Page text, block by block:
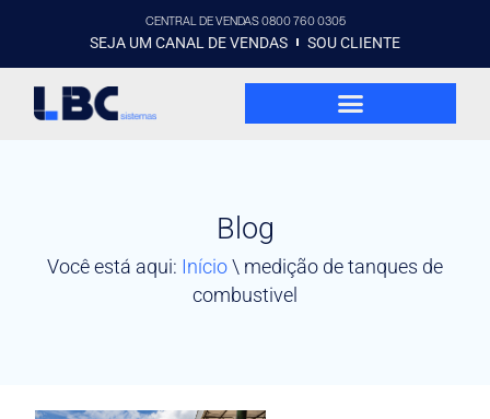
CENTRAL DE VENDAS 0800 760 0305
SEJA UM CANAL DE VENDAS SOU CLIENTE
Blog
Você está aqui: Início\ medição de tanques de
combustivel